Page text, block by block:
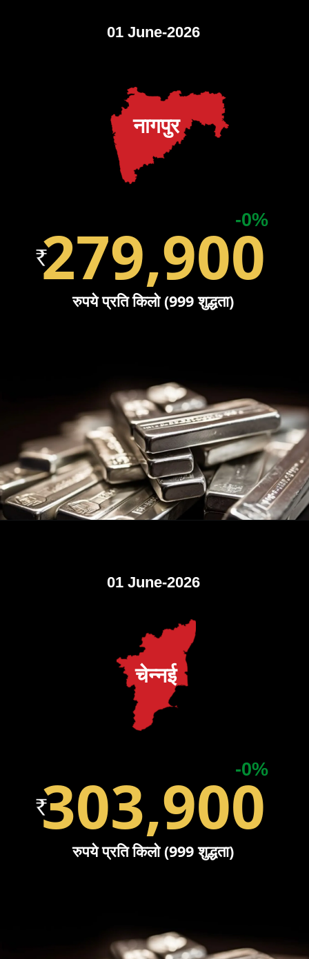
-0%
279,900
01 June-2026
रुपये प्रति किलो (999 शुद्धता)
नागपुर
-0%
303,900
01 June-2026
रुपये प्रति किलो (999 शुद्धता)
चेन्नई